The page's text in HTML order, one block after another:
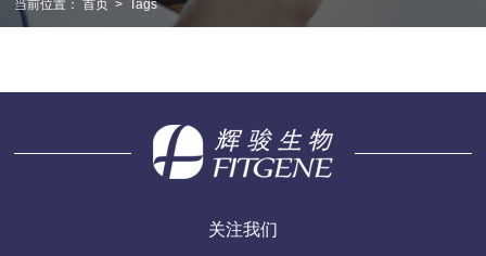
当前位置： 首页 > Tags
关注我们